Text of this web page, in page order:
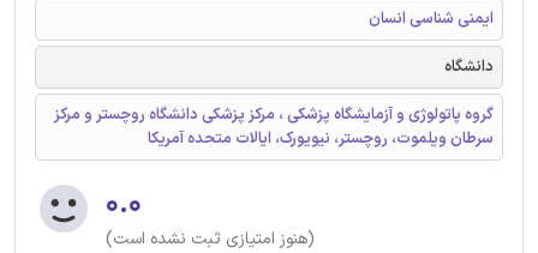
ایمنی شناسی انسان
دانشگاه
گروه پاتولوژی و آزمایشگاه پزشکی ، مرکز پزشکی دانشگاه روچستر و مرکز
سرطان ویلموت، روچستر، نیویورک، ایالات متحده آمریکا
۰.۰
(هنوز امتیازی ثبت نشده است)